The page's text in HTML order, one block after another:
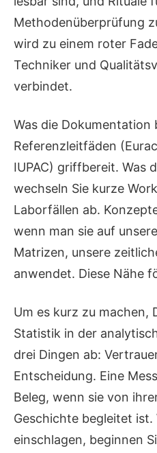
Methodenüberprüfung
wird zu einem roter
Techniker und
verbindet.
Was die
Referenzleitfäden
IUPAC) griffbereit. Was
wechseln Sie kurze
Laborfällen ab.
wenn man sie auf
Matrizen, unsere
anwendet. Diese Nähe
Um es kurz zu machen,
Statistik in der
drei Dingen ab:
Entscheidung. Eine
Beleg, wenn sie von
Geschichte begleitet ist.
einschlagen, beginnen